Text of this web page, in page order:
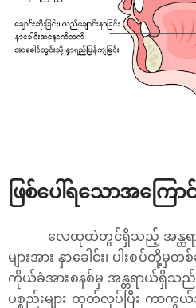
ဖြစ်ပေါ်ရသောအကြောင်
လေထုထဲတွင်ရှိသည့် အန္တရ
များအား ​နှာ​ခေါင်း၊ ပါးစပ်
ကိုယ်ခံအားစနစ်မှ အန္တရာယ်ရှိ
ပစ္စည်းများ ထုတ်လုပ်ပြီး ကာ